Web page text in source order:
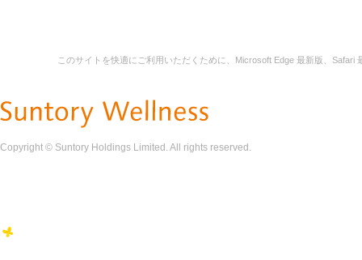
このサイトを快適にご利用いただくために、Microsoft Edge 最新版、
Copyright © Suntory Holdings Limited. All rights reserved.